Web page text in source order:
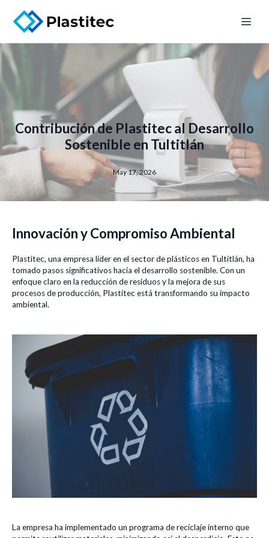
Contribución de Plastitec al Desarrollo
Sostenible en Tultitlán
May 17, 2026
Innovación y Compromiso Ambiental
Plastitec, una empresa líder en el sector de plásticos en Tultitlán, ha
tomado pasos significativos hacia el desarrollo sostenible. Con un
enfoque claro en la reducción de residuos y la mejora de sus
procesos de producción, Plastitec está transformando su impacto
ambiental.
La empresa ha implementado un programa de reciclaje interno que